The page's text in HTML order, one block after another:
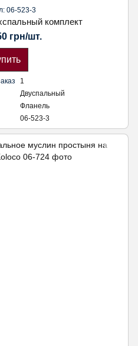
06-523-3
комплект
грн/шт.
1
Двуспальный
Фланель
06-523-3